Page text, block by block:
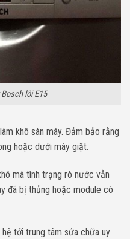
lỗi E15
khô sàn máy. Đảm bảo rằng
hoặc dưới máy giặt.
mà tình trạng rò nước vẫn
đã bị thủng hoặc module có
tới trung tâm sửa chữa uy